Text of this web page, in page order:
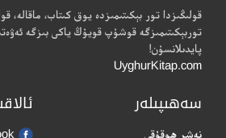
قولىڭىزدا تور بېكىتىمىزدە يوق كىتاب، ماقالە،
توربېكىتىمىزگە قوشۇپ قويۇڭ ياكى بىزگە
پايدىلانسۇن!
UyghurKitap.com
سەھىپىلەر
نەشر ھوقۇقى